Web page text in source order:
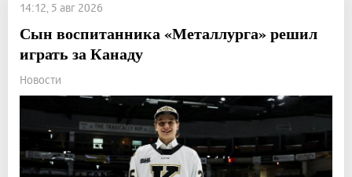
14:12, 5 авг 2026
Сын воспитанника «Металлурга» решил
играть за Канаду
Новости